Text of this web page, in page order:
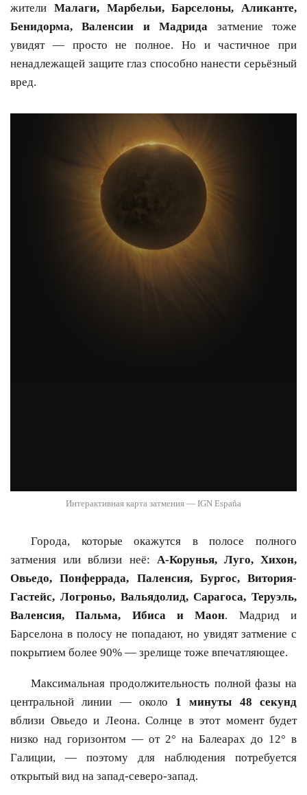
жители Малаги, Марбельи, Барселоны, Аликанте,
Бенидорма, Валенсии и Мадрида затмение тоже
увидят — просто не полное. Но и частичное при
ненадлежащей защите глаз способно нанести серьёзный
вред.
Интерактивная карта затмения — IGN España
Города, которые окажутся в полосе полного
затмения или вблизи неё: А-Корунья, Луго, Хихон,
Овьедо, Понферрада, Паленсия, Бургос, Витория-
Гастейс, Логроньо, Вальядолид, Сарагоса, Теруэль,
Валенсия, Пальма, Ибиса и Маон. Мадрид и
Барселона в полосу не попадают, но увидят затмение с
покрытием более 90% — зрелище тоже впечатляющее.
Максимальная продолжительность полной фазы на
центральной линии — около 1 минуты 48 секунд
вблизи Овьедо и Леона. Солнце в этот момент будет
низко над горизонтом — от 2° на Балеарах до 12° в
Галиции, — поэтому для наблюдения потребуется
открытый вид на запад-северо-запад.